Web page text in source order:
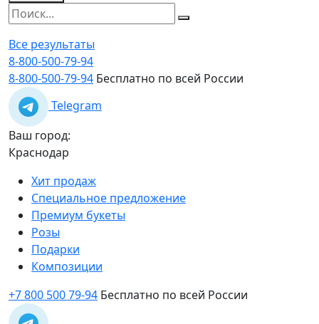
Все результаты
8-800-500-79-94
8-800-500-79-94 Бесплатно по всей России
Telegram
Ваш город:
Краснодар
Хит продаж
Специальное предложение
Премиум букеты
Розы
Подарки
Композиции
+7 800 500 79-94 Бесплатно по всей России